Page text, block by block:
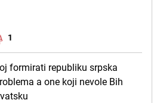
1
formirati republiku srpska
a one koji nevole Bih